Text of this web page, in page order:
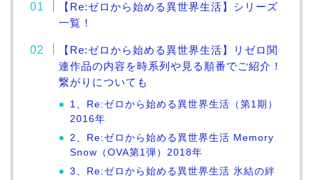
【Re:ゼロから始める異世界生活】シリーズ
一覧！
【Re:ゼロから始める異世界生活】リゼロ関
連作品の内容を時系列や見る順番でご紹介！
繋がりについても
1、Re:ゼロから始める異世界生活（第1期）
2016年
2、Re:ゼロから始める異世界生活 Memory
Snow（OVA第1弾）2018年
3、Re:ゼロから始める異世界生活 氷結の絆